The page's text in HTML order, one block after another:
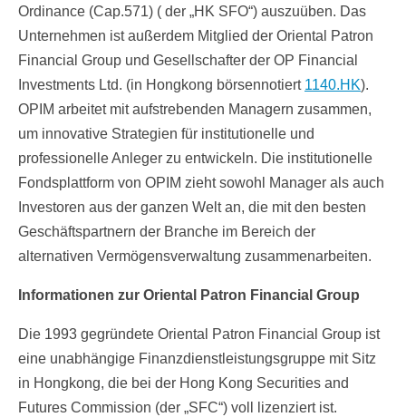
Ordinance (Cap.571) ( der „HK SFO“) auszuüben. Das
Unternehmen ist außerdem Mitglied der Oriental Patron
Financial Group und Gesellschafter der OP Financial
Investments Ltd. (in Hongkong börsennotiert 1140.HK).
OPIM arbeitet mit aufstrebenden Managern zusammen,
um innovative Strategien für institutionelle und
professionelle Anleger zu entwickeln. Die institutionelle
Fondsplattform von OPIM zieht sowohl Manager als auch
Investoren aus der ganzen Welt an, die mit den besten
Geschäftspartnern der Branche im Bereich der
alternativen Vermögensverwaltung zusammenarbeiten.
Informationen zur Oriental Patron Financial Group
Die 1993 gegründete Oriental Patron Financial Group ist
eine unabhängige Finanzdienstleistungsgruppe mit Sitz
in Hongkong, die bei der Hong Kong Securities and
Futures Commission (der „SFC“) voll lizenziert ist.